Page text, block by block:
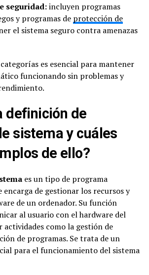
seguridad:incluyen programas
y programas de protección de
el sistema seguro contra amenazas
categorías es esencial para mantener
funcionando sin problemas y
definición de
sistema y cuáles
de ello?
es un tipo de programa
de gestionar los recursos y
de un ordenador. Su función
al usuario con el hardware del
actividades como la gestión de
de programas. Se trata de un
para el funcionamiento del sistema